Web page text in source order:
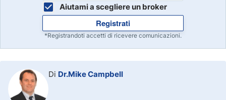
Aiutami a scegliere un broker
Registrati
*Registrandoti accetti di ricevere comunicazioni.
Di Dr.Mike Campbell